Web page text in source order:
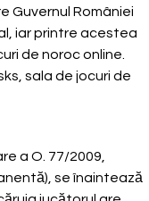
Guvernul României
iar printre acestea
de noroc online.
sala de jocuri de
a O. 77/2009,
se înaintează